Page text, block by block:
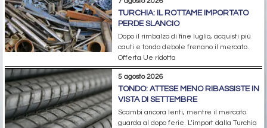
TURCHIA: IL ROTTAME IMPORTATO
PERDE SLANCIO
Dopo il rimbalzo di fine luglio, acquisti più
cauti e tondo debole frenano il mercato.
Offerta Ue ridotta
5 agosto 2026
TONDO: ATTESE MENO RIBASSISTE IN
VISTA DI SETTEMBRE
Scambi ancora lenti, mentre il mercato
guarda al dopo ferie. L’import dalla Turchia